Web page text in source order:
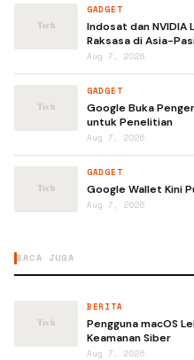
GADGET
Indosat dan NVIDIA
Raksasa di Asia-
Aug 7, 2026
GADGET
Google Buka
untuk Penelitian
Aug 7, 2026
GADGET
Google Wallet Kini
Aug 7, 2026
BACA JUGA
BERITA
Pengguna macOS
Keamanan Siber
Aug 7, 2026